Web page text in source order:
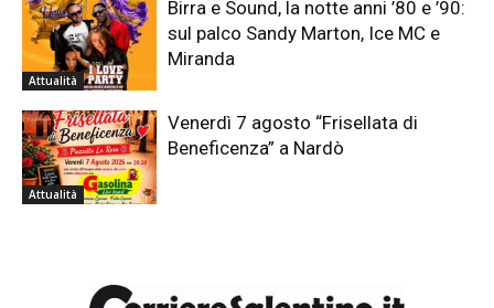
Attualità
Birra e Sound, la notte anni ’80 e ’90:
sul palco Sandy Marton, Ice MC e
Miranda
Attualità
Venerdì 7 agosto “Frisellata di
Beneficenza” a Nardò